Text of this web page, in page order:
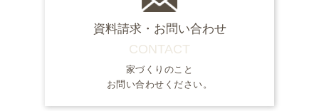
資料請求・お問い合わせ
CONTACT
家づくりのこと
お問い合わせください。